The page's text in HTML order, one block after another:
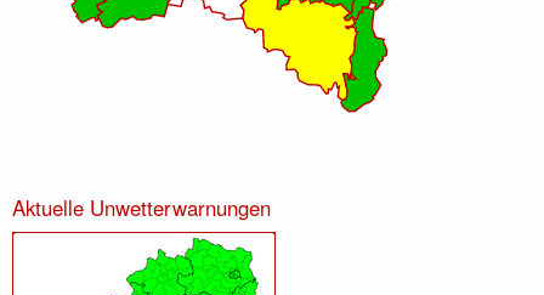
Aktuelle Unwetterwarnungen